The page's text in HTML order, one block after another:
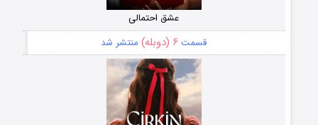
عشق احتمالی
قسمت ۶ (دوبله) منتشر شد